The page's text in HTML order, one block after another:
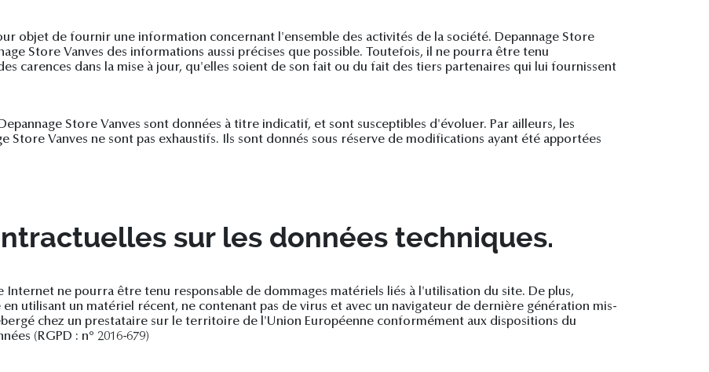
objet de fournir une information concernant l'ensemble des activités de la société. Depannage Store
Store Vanves des informations aussi précises que possible. Toutefois, il ne pourra être tenu
carences dans la mise à jour, qu'elles soient de son fait ou du fait des tiers partenaires qui lui fournissent
Store Vanves sont données à titre indicatif, et sont susceptibles d'évoluer. Par ailleurs, les
Store Vanves ne sont pas exhaustifs. Ils sont donnés sous réserve de modifications ayant été apportées
sur les données techniques.
Internet ne pourra être tenu responsable de dommages matériels liés à l'utilisation du site. De plus,
en utilisant un matériel récent, ne contenant pas de virus et avec un navigateur de dernière génération mis-
chez un prestataire sur le territoire de l'Union Européenne conformément aux dispositions du
(RGPD : n° 2016-679)